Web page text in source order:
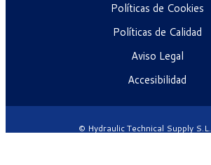
Políticas de Cookies
Políticas de Calidad
Aviso Legal
Accesibilidad
© Hydraulic Technical Supply